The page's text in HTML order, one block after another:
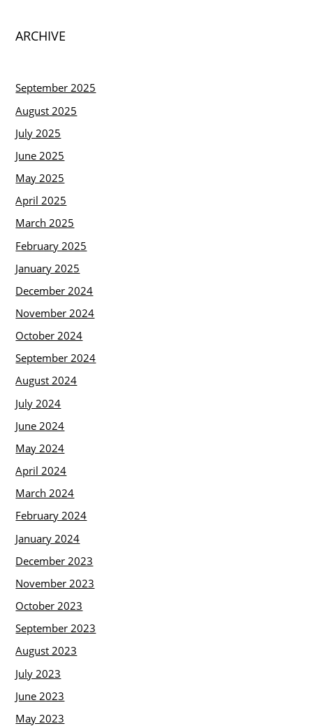
ARCHIVE
September 2025
August 2025
July 2025
June 2025
May 2025
April 2025
March 2025
February 2025
January 2025
December 2024
November 2024
October 2024
September 2024
August 2024
July 2024
June 2024
May 2024
April 2024
March 2024
February 2024
January 2024
December 2023
November 2023
October 2023
September 2023
August 2023
July 2023
June 2023
May 2023